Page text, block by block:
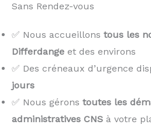
Sans Rendez-vous
✅ Nous accueillons tous les
Differdange et des environs
✅ Des créneaux d’urgence
jours
✅ Nous gérons toutes les
administratives CNS à votre